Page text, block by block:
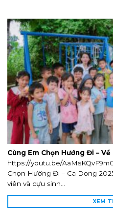
Cùng Em Chọn Hướng Đi –
https://youtu.be/
Chọn Hướng Đi – Ca Dong
viên và cựu sinh...
XEM